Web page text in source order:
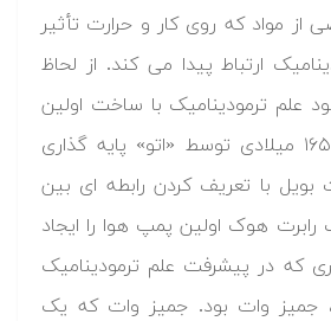
از مواد که روی کار و حرارت تأثیر
ارتباط پیدا می کند. از لحاظ
علم ترمودینامیک با ساخت اولین
پمپ خلا در سال ۱۶۵۰ میلادی توسط «اتو» پایه گذاری
بویل با تعریف کردن رابطه ای بین
هوک اولین پمپ هوا را ایجاد
که در پیشرفت علم ترمودینامیک
وات بود. جمیز وات که یک